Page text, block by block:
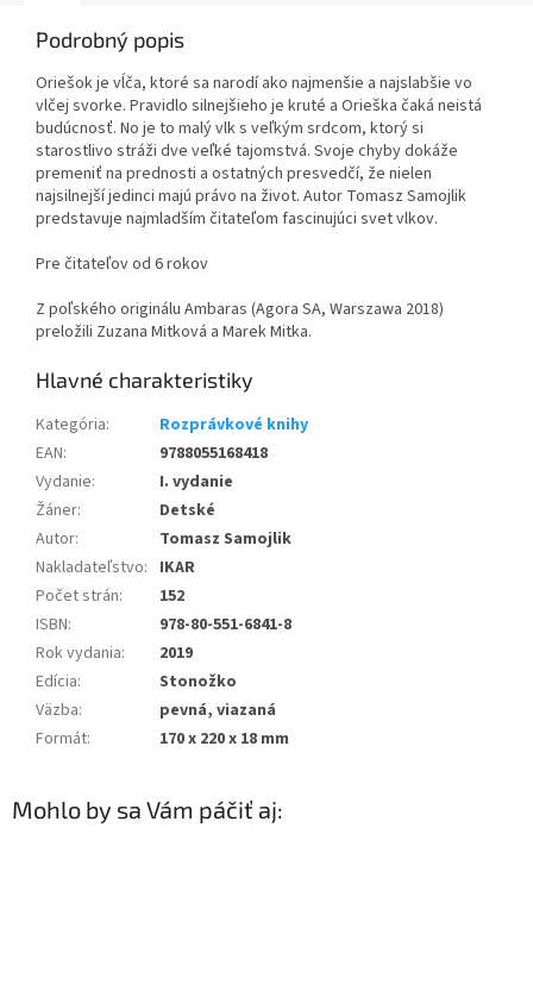
Podrobný popis
Oriešok je vĺča, ktoré sa narodí ako najmenšie a najslabšie vo
vlčej svorke. Pravidlo silnejšieho je kruté a Orieška čaká neistá
budúcnosť. No je to malý vlk s veľkým srdcom, ktorý si
starostlivo stráži dve veľké tajomstvá. Svoje chyby dokáže
premeniť na prednosti a ostatných presvedčí, že nielen
najsilnejší jedinci majú právo na život. Autor Tomasz Samojlik
predstavuje najmladším čitateľom fascinujúci svet vlkov.
Pre čitateľov od 6 rokov
Z poľského originálu Ambaras (Agora SA, Warszawa 2018)
preložili Zuzana Mitková a Marek Mitka.
Kategória:
Rozprávkové knihy
EAN:
9788055168418
Vydanie:
I. vydanie
Žáner:
Detské
Autor:
Tomasz Samojlik
Nakladateľstvo: IKAR
Počet strán:
152
ISBN:
978-80-551-6841-8
Rok vydania:
2019
Edícia:
Stonožko
Väzba:
pevná, viazaná
Formát: 170 x 220 x 18 mm
Mohlo by sa Vám páčiť aj: